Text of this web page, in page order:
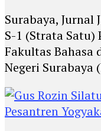
Surabaya, Jurnal
S-1 (Strata Satu)
Fakultas Bahasa
Negeri Surabaya